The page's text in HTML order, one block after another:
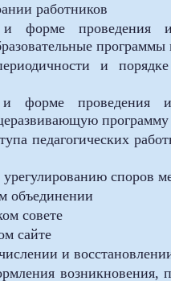
работников
проведения
программы
и порядке
проведения
педагогических
споров
объединении
совете
сайте
и